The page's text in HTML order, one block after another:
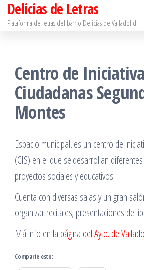
SaltarDelicias de Letras
Plataforma de letras del barrio Delicias de Valladolid
Centro de
Ciudadanas
Montes
Espacio municipal, es un centro de
(CIS) en el que se desarrollan
proyectos sociales y educativos.
Cuenta con diversas salas y un gran
organizar recitales, presentaciones de
Má info en la página del Ayto. de
Comparte esto: